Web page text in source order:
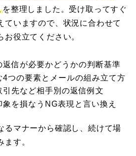
を整理しました。受け取ってすぐ
ていますので、状況に合わせて
役立てください。
返信が必要かどうかの判断基準
4つの要素とメールの組み立て方
引先など相手別の返信例文
を損なうNG表現と言い換え
るマナーから確認し、続けて場
す。